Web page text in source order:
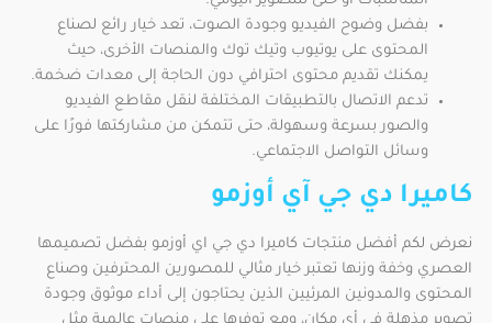
بفضل وضوح الفيديو وجودة الصوت، تعد خيار رائع لصناع
المحتوى على يوتيوب وتيك توك والمنصات الأخرى، حيث
يمكنك تقديم محتوى احترافي دون الحاجة إلى معدات ضخمة.
تدعم الاتصال بالتطبيقات المختلفة لنقل مقاطع الفيديو
والصور بسرعة وسهولة، حتى تتمكن من مشاركتها فورًا على
وسائل التواصل الاجتماعي.
كاميرا دي جي آي أوزمو
نعرض لكم أفضل منتجات كاميرا دي جي اي أوزمو بفضل تصميمها
العصري وخفة وزنها تعتبر خيار مثالي للمصورين المحترفين وصناع
المحتوى والمدونين المرئيين الذين يحتاجون إلى أداء موثوق وجودة